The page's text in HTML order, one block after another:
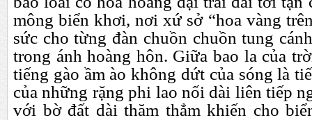
mông biển khơi, nơi xứ sở “hoa vàng
sức cho từng đàn chuồn chuồn tung
trong ánh hoàng hôn. Giữa bao la của
tiếng gào ầm ào không dứt của sóng là
của những rặng phi lao nối dài liên tiếp
với bờ đất dài thăm thẳm khiến cho